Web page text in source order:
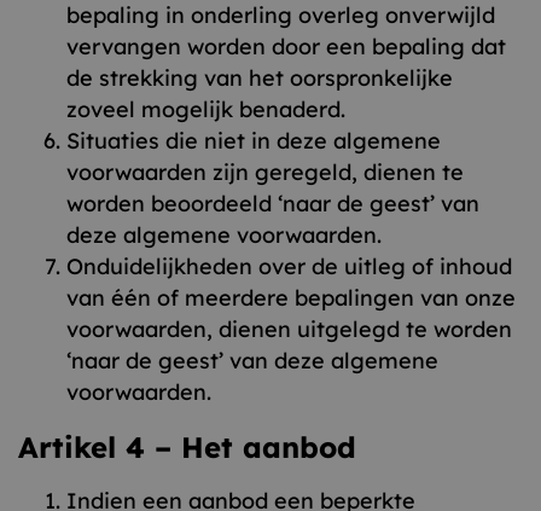
bepaling in onderling overleg onverwijld
vervangen worden door een bepaling dat
de strekking van het oorspronkelijke
zoveel mogelijk benaderd.
Situaties die niet in deze algemene
voorwaarden zijn geregeld, dienen te
worden beoordeeld ‘naar de geest’ van
deze algemene voorwaarden.
Onduidelijkheden over de uitleg of inhoud
van één of meerdere bepalingen van onze
voorwaarden, dienen uitgelegd te worden
‘naar de geest’ van deze algemene
voorwaarden.
Artikel 4 – Het aanbod
Indien een aanbod een beperkte